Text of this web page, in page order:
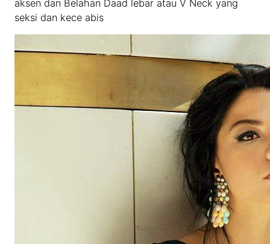
aksen dan Belahan Daad lebar atau V Neck yang
seksi dan kece abis